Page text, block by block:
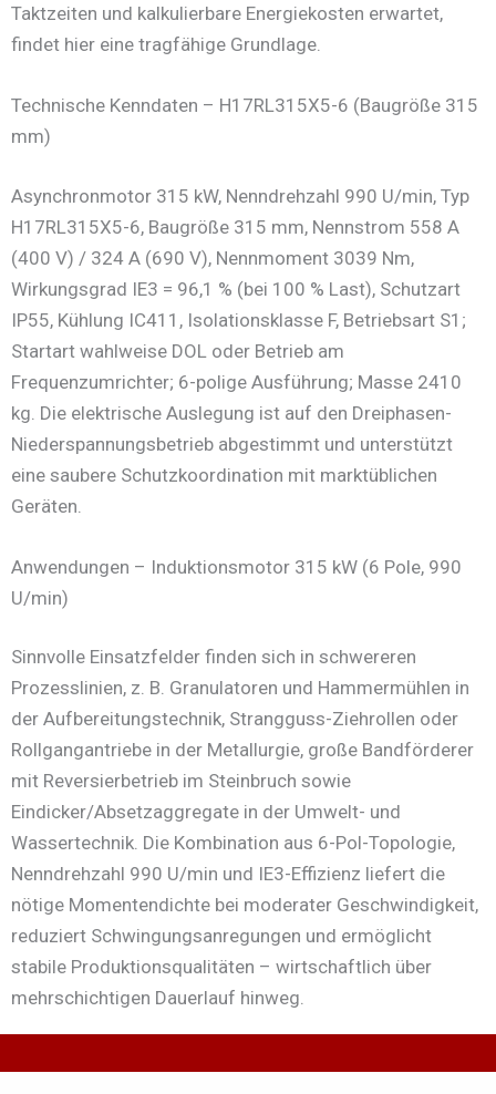
Taktzeiten und kalkulierbare Energiekosten erwartet,
findet hier eine tragfähige Grundlage.
Technische Kenndaten – H17RL315X5-6 (Baugröße 315
mm)
Asynchronmotor 315 kW, Nenndrehzahl 990 U/min, Typ
H17RL315X5-6, Baugröße 315 mm, Nennstrom 558 A
(400 V) / 324 A (690 V), Nennmoment 3039 Nm,
Wirkungsgrad IE3 = 96,1 % (bei 100 % Last), Schutzart
IP55, Kühlung IC411, Isolationsklasse F, Betriebsart S1;
Startart wahlweise DOL oder Betrieb am
Frequenzumrichter; 6-polige Ausführung; Masse 2410
kg. Die elektrische Auslegung ist auf den Dreiphasen-
Niederspannungsbetrieb abgestimmt und unterstützt
eine saubere Schutzkoordination mit marktüblichen
Geräten.
Anwendungen – Induktionsmotor 315 kW (6 Pole, 990
U/min)
Sinnvolle Einsatzfelder finden sich in schwereren
Prozesslinien, z. B. Granulatoren und Hammermühlen in
der Aufbereitungstechnik, Strangguss-Ziehrollen oder
Rollgangantriebe in der Metallurgie, große Bandförderer
mit Reversierbetrieb im Steinbruch sowie
Eindicker/Absetzaggregate in der Umwelt- und
Wassertechnik. Die Kombination aus 6-Pol-Topologie,
Nenndrehzahl 990 U/min und IE3-Effizienz liefert die
nötige Momentendichte bei moderater Geschwindigkeit,
reduziert Schwingungsanregungen und ermöglicht
stabile Produktionsqualitäten – wirtschaftlich über
mehrschichtigen Dauerlauf hinweg.